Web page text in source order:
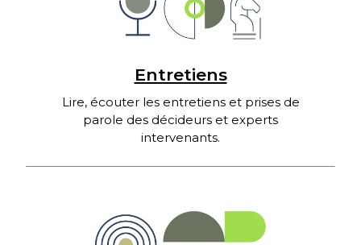
Entretiens
Lire, écouter les entretiens et prises de
parole des décideurs et experts
intervenants.